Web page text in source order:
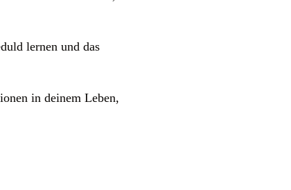
lernen und das
in deinem Leben,